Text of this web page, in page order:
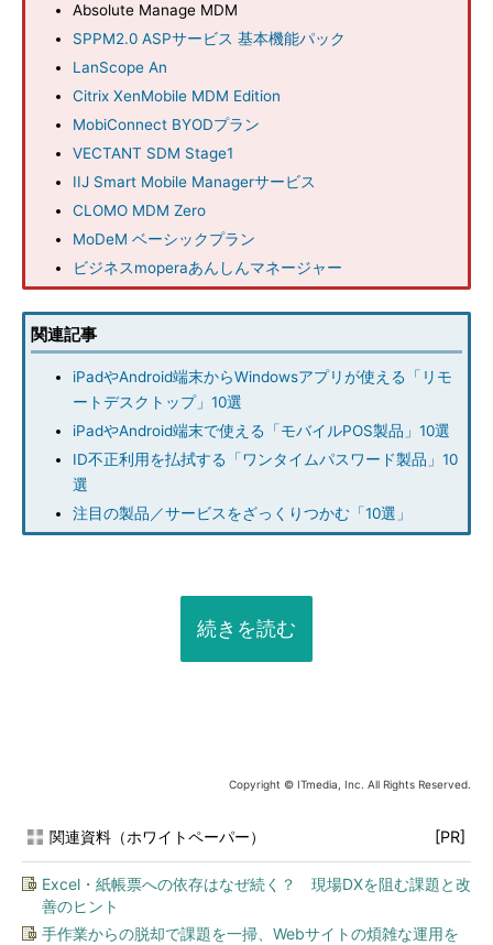
Absolute Manage MDM
SPPM2.0 ASPサービス 基本機能パック
LanScope An
Citrix XenMobile MDM Edition
MobiConnect BYODプラン
VECTANT SDM Stage1
IIJ Smart Mobile Managerサービス
CLOMO MDM Zero
MoDeM ベーシックプラン
ビジネスmoperaあんしんマネージャー
関連記事
iPadやAndroid端末からWindowsアプリが使える「リモ
ートデスクトップ」10選
iPadやAndroid端末で使える「モバイルPOS製品」10選
ID不正利用を払拭する「ワンタイムパスワード製品」10
選
注目の製品／サービスをざっくりつかむ「10選」
続きを読む
Copyright © ITmedia, Inc. All Rights Reserved.
関連資料（ホワイトペーパー） [PR]
Excel・紙帳票への依存はなぜ続く？ 現場DXを阻む課題と改
善のヒント
手作業からの脱却で課題を一掃、Webサイトの煩雑な運用を